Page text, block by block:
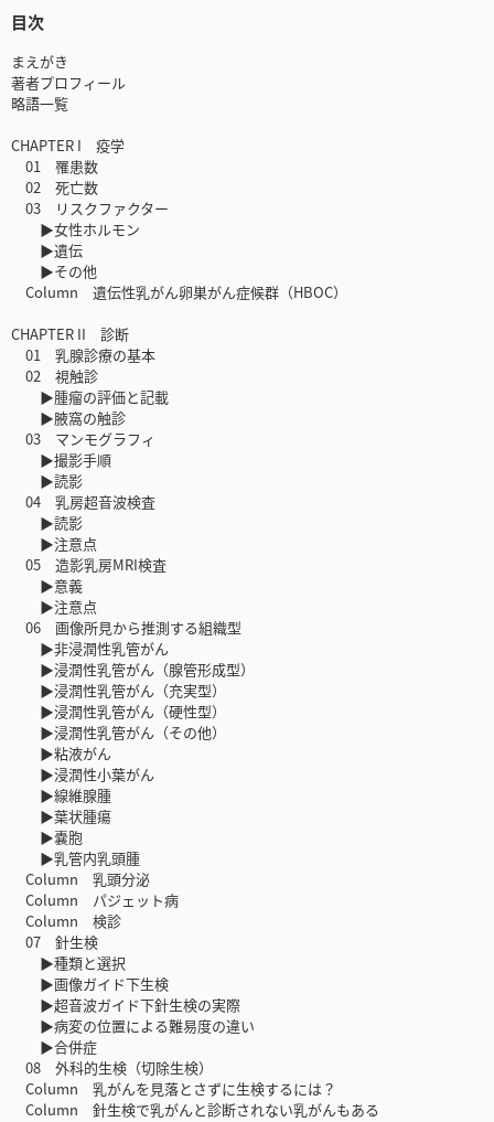
目次
まえがき
著者プロフィール
略語一覧
CHAPTER I 疫学
01 罹患数
02 死亡数
03 リスクファクター
▶女性ホルモン
▶遺伝
▶その他
Column 遺伝性乳がん卵巣がん症候群（HBOC）
CHAPTER II 診断
01 乳腺診療の基本
02 視触診
▶腫瘤の評価と記載
▶腋窩の触診
03 マンモグラフィ
▶撮影手順
▶読影
04 乳房超音波検査
▶読影
▶注意点
05 造影乳房MRI検査
▶意義
▶注意点
06 画像所見から推測する組織型
▶非浸潤性乳管がん
▶浸潤性乳管がん（腺管形成型）
▶浸潤性乳管がん（充実型）
▶浸潤性乳管がん（硬性型）
▶浸潤性乳管がん（その他）
▶粘液がん
▶浸潤性小葉がん
▶線維腺腫
▶葉状腫瘍
▶嚢胞
▶乳管内乳頭腫
Column 乳頭分泌
Column パジェット病
Column 検診
07 針生検
▶種類と選択
▶画像ガイド下生検
▶超音波ガイド下針生検の実際
▶病変の位置による難易度の違い
▶合併症
08 外科的生検（切除生検）
Column 乳がんを見落とさずに生検するには？
Column 針生検で乳がんと診断されない乳がんもある